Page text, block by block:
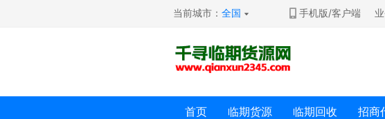
当前城市：全国 手机版/客户端
首页 临期货源 临期回收 招商